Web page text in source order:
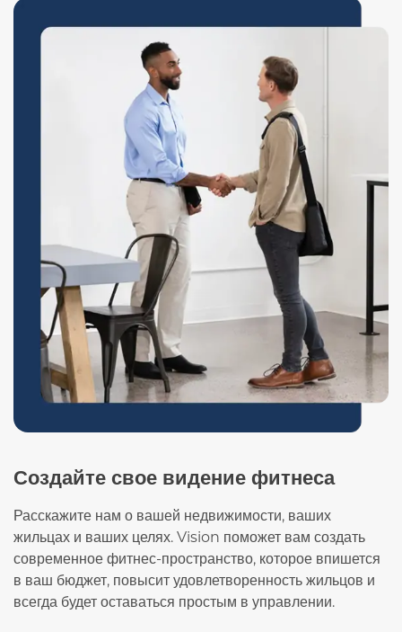
Создайте свое видение фитнеса
Расскажите нам о вашей недвижимости, ваших
жильцах и ваших целях. Vision поможет вам создать
современное фитнес-пространство, которое впишется
в ваш бюджет, повысит удовлетворенность жильцов и
всегда будет оставаться простым в управлении.